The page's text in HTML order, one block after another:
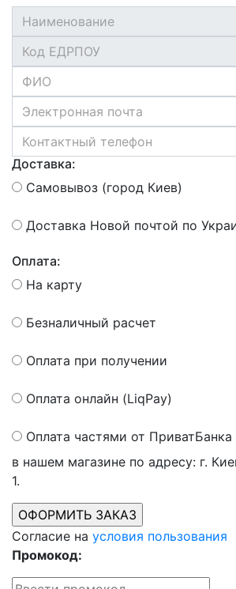
Доставка:
Самовывоз (город Киев)
Доставка Новой почтой по
Оплата:
На карту
Безналичный расчет
Оплата при получении
Оплата онлайн (LiqPay)
Оплата частями от ПриватБанка
в нашем магазине по адресу: г.
1.
Согласие на условия пользования
Промокод: